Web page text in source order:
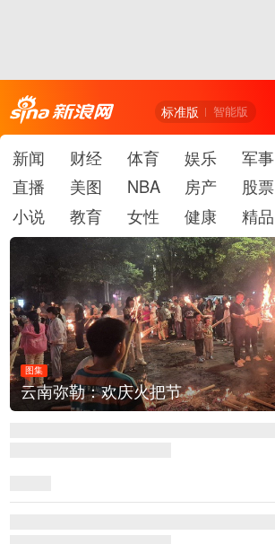
标准版 智能版
新闻 财经 体育 娱乐 军事
直播
美图 NBA 房产 股票
小说
教育 女性 健康 精品
图集
江西铅山：千灯点亮葛仙村